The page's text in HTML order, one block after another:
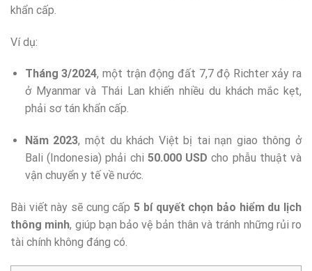
khẩn cấp.
Ví dụ:
Tháng 3/2024, một trận động đất 7,7 độ Richter xảy ra
ở Myanmar và Thái Lan khiến nhiều du khách mắc kẹt,
phải sơ tán khẩn cấp.
Năm 2023, một du khách Việt bị tai nạn giao thông ở
Bali (Indonesia) phải chi 50.000 USD cho phẫu thuật và
vận chuyển y tế về nước.
Bài viết này sẽ cung cấp5 bí quyết chọn bảo hiểm du lịch
thông minh, giúp bạn bảo vệ bản thân và tránh những rủi ro
tài chính không đáng có.